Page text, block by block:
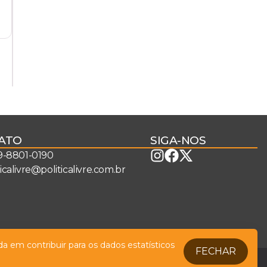
8801-0190
SIGA-NOS
em contribuir para os dados estatísticos
FECHAR